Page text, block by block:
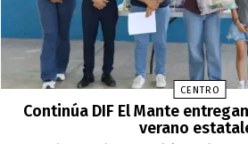
CENTRO
Continúa DIF El Mante
verano